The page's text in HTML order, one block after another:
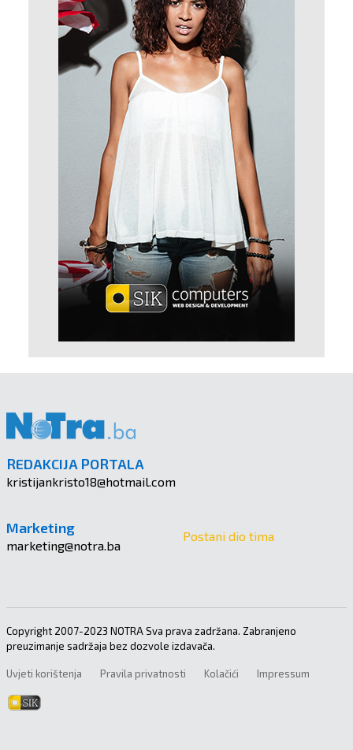
REDAKCIJA PORTALA
kristijankristo18@hotmail.com
Marketing
marketing@notra.ba
Postani dio tima
Copyright 2007-2023 NOTRA Sva prava zadržana. Zabranjeno
preuzimanje sadržaja bez dozvole izdavača.
Uvjeti korištenja Pravila privatnosti Kolačići Impressum